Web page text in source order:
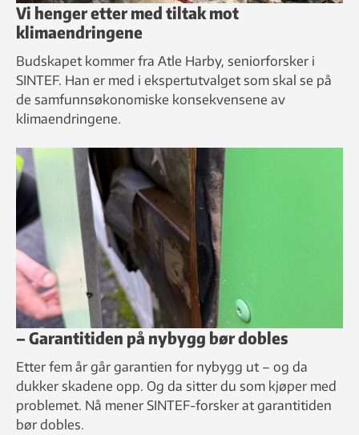
Vi henger etter med tiltak mot
klimaendringene
Budskapet kommer fra Atle Harby, seniorforsker i
SINTEF. Han er med i ekspertutvalget som skal se på
de samfunnsøkonomiske konsekvensene av
klimaendringene.
– Garantitiden på nybygg bør dobles
Etter fem år går garantien for nybygg ut – og da
dukker skadene opp. Og da sitter du som kjøper med
problemet. Nå mener SINTEF-forsker at garantitiden
bør dobles.